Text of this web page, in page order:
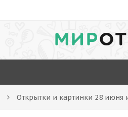
МИР
Открытки и картинки 28